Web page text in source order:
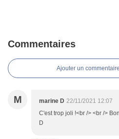
Commentaires
Ajouter un commentaire
M marine D 22/11/2021 12:07
C'est trop joli !<br /> <br />
D